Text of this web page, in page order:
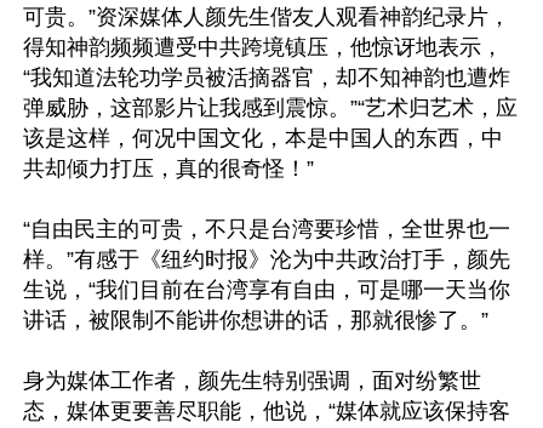
可贵。”资深媒体人颜先生偕友人观看神韵纪录片，
得知神韵频频遭受中共跨境镇压，他惊讶地表示，
“我知道法轮功学员被活摘器官，却不知神韵也遭炸
弹威胁，这部影片让我感到震惊。”“艺术归艺术，应
该是这样，何况中国文化，本是中国人的东西，中
共却倾力打压，真的很奇怪！”
“自由民主的可贵，不只是台湾要珍惜，全世界也一
样。”有感于《纽约时报》沦为中共政治打手，颜先
生说，“我们目前在台湾享有自由，可是哪一天当你
讲话，被限制不能讲你想讲的话，那就很惨了。”
身为媒体工作者，颜先生特别强调，面对纷繁世
态，媒体更要善尽职能，他说，“媒体就应该保持客